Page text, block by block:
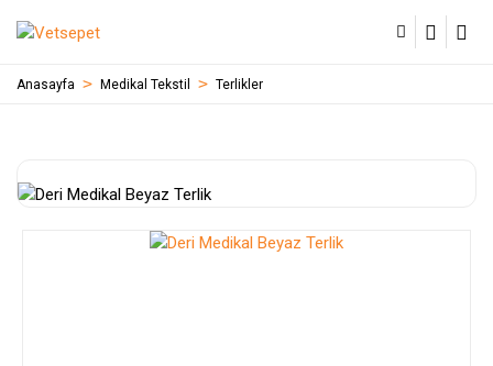
Anasayfa Medikal Tekstil Terlikler